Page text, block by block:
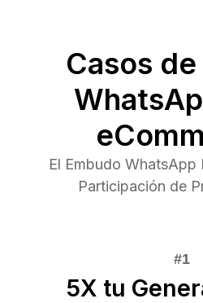
Casos
El Embudo
Participación de
5X tu